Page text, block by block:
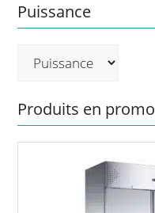
Puissance
Produits en promo